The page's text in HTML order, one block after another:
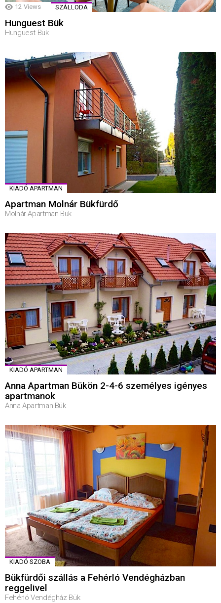
12 Views SZÁLLODA
Hunguest Bük
Hunguest Bük
KIADÓ APARTMAN
Apartman Molnár Bükfürdő
Molnár Apartman Bük
KIADÓ APARTMAN
Anna Apartman Bükön 2-4-6 személyes igényes
apartmanok
Anna Apartman Bük
KIADÓ SZOBA
Bükfürdői szállás a Fehérló Vendégházban
reggelivel
Fehérló Vendégház Bük